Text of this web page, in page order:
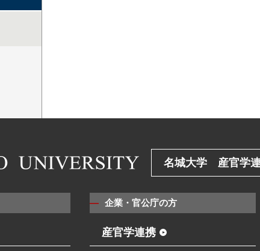
名城大学 産官学連
企業・官公庁の方
産官学連携